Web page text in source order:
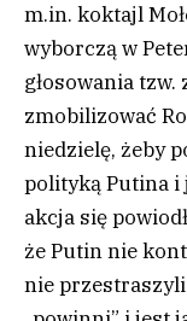
m.in. koktajl
wyborczą w
głosowania tzw.
zmobilizować
niedzielę, żeby
polityką Putina i
akcja się
że Putin nie
nie